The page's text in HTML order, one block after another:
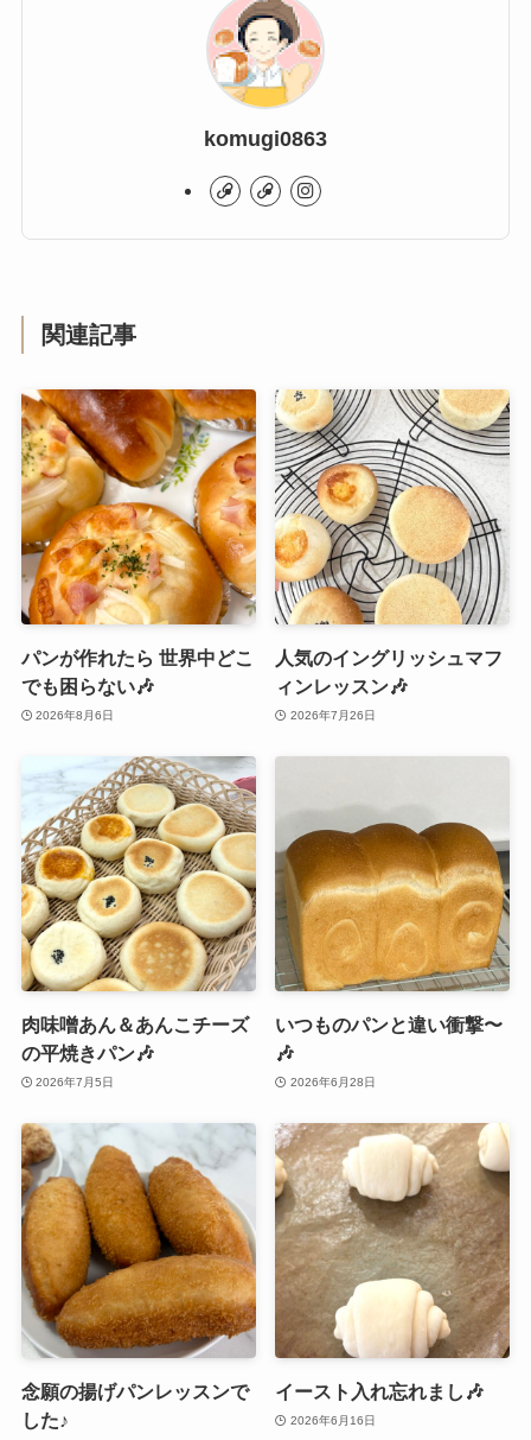
komugi0863
関連記事
パンが作れたら 世界中どこ
でも困らない🎶
2026年8月6日
人気のイングリッシュマフ
ィンレッスン🎶
2026年7月26日
肉味噌あん＆あんこチーズ
の平焼きパン🎶
2026年7月5日
いつものパンと違い衝撃〜
🎶
2026年6月28日
念願の揚げパンレッスンで
した♪
イースト入れ忘れまし🎶
2026年6月16日